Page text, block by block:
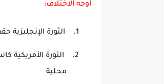
أوجه الاختلاف:
1. الثورة
2.
الثورة الأمريكية
محلية